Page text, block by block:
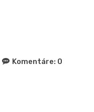
Komentáre: 0